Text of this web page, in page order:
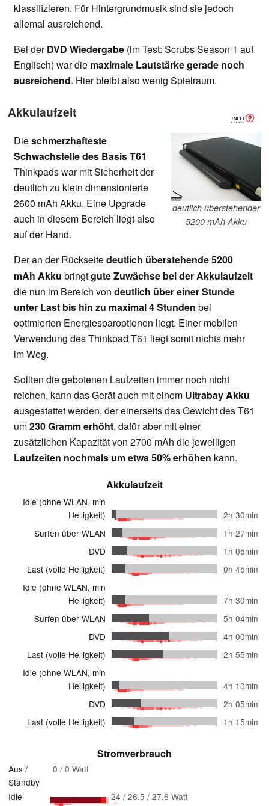
klassifizieren. Für Hintergrundmusik sind sie jedoch
allemal ausreichend.
Bei derDVD Wiedergabe (im Test: Scrubs Season 1 auf
Englisch) war die maximale Lautstärke gerade noch
ausreichend. Hier bleibt also wenig Spielraum.
Akkulaufzeit
deutlich überstehender
5200 mAh Akku
Dieschmerzhafteste
Schwachstelle des Basis T61
Thinkpads war mit Sicherheit der
deutlich zu klein dimensionierte
2600 mAh Akku. Eine Upgrade
auch in diesem Bereich liegt also
auf der Hand.
Der an der Rückseitedeutlich überstehende 5200
mAh Akku bringtgute Zuwächse bei der Akkulaufzeit
die nun im Bereich von deutlich über einer Stunde
unter Last bis hin zu maximal 4 Stunden bei
optimierten Energiesparoptionen liegt. Einer mobilen
Verwendung des Thinkpad T61 liegt somit nichts mehr
im Weg.
Sollten die gebotenen Laufzeiten immer noch nicht
reichen, kann das Gerät auch mit einem Ultrabay Akku
ausgestattet werden, der einerseits das Gewicht des T61
um230 Gramm erhöht, dafür aber mit einer
zusätzlichen Kapazität von 2700 mAh die jeweiligen
Laufzeiten nochmals um etwa 50% erhöhen kann.
Akkulaufzeit
Idle (ohne WLAN, min
Helligkeit)
2h 30min
Surfen über WLAN
1h 27min
DVD
1h 05min
Last (volle Helligkeit)
0h 45min
Idle (ohne WLAN, min
Helligkeit)
7h 30min
Surfen über WLAN
5h 04min
DVD
4h 00min
Last (volle Helligkeit)
2h 55min
Idle (ohne WLAN, min
Helligkeit)
4h 10min
DVD
2h 05min
Last (volle Helligkeit)
1h 15min
Stromverbrauch
Aus /
Standby
0 / 0 Watt
Idle 24 / 26.5 / 27.6 Watt